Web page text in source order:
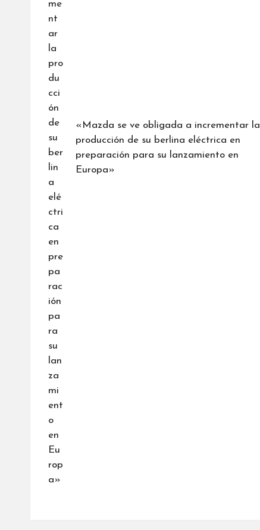
«Mazda se ve obligada a incrementar la
producción de su berlina eléctrica en
preparación para su lanzamiento en
Europa»